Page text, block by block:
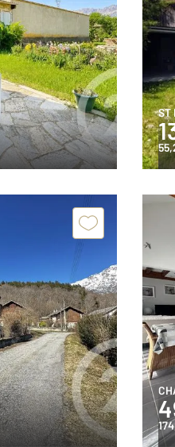
ST